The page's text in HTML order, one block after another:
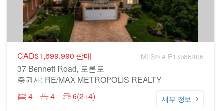
CAD$1,699,990 판매 MLS® # E13586406
37 Bennett Road, 토론토
증권사: RE/MAX METROPOLIS REALTY
4
4 6(2+4) 세부 정보